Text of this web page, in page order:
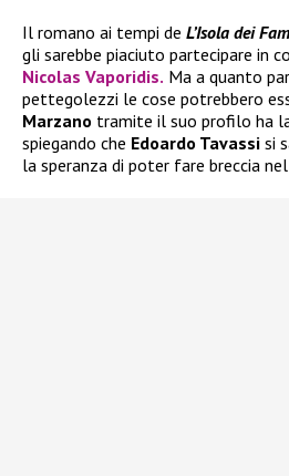
Il romano ai tempi de L’Isola dei
gli sarebbe piaciuto partecipare in
Nicolas Vaporidis. Ma a quanto
pettegolezzi le cose potrebbero
Marzano tramite il suo profilo ha
spiegando che Edoardo Tavassi si
la speranza di poter fare breccia